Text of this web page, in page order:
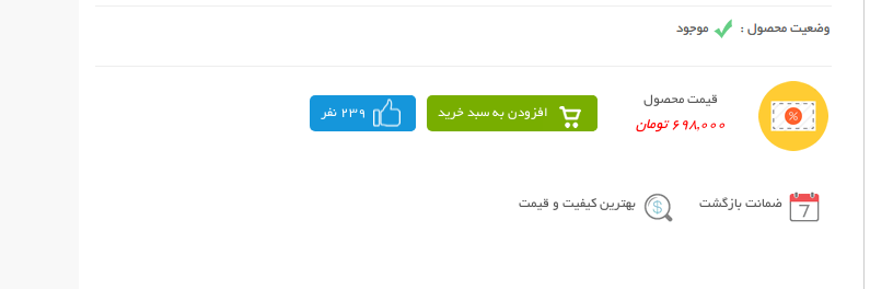
قیمت محصول
698,000 تومان
افزودن به سبد خرید 239 نفر
ضمانت بازگشت بهترین کیفیت و قیمت